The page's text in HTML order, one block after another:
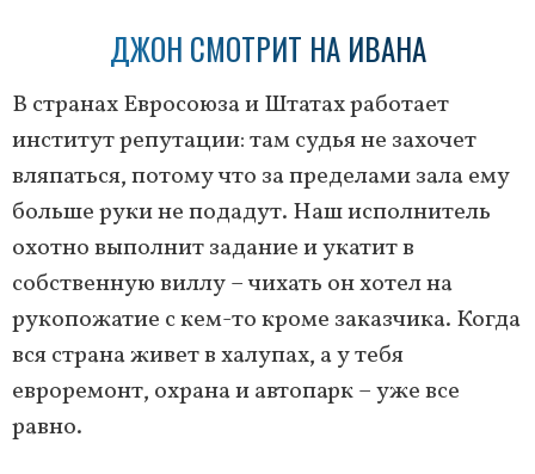
ДЖОН СМОТРИТ НА ИВАНА
В странах Евросоюза и Штатах работает
институт репутации: там судья не захочет
вляпаться, потому что за пределами зала ему
больше руки не подадут. Наш исполнитель
охотно выполнит задание и укатит в
собственную виллу – чихать он хотел на
рукопожатие с кем-то кроме заказчика. Когда
вся страна живет в халупах, а у тебя
евроремонт, охрана и автопарк – уже все
равно.